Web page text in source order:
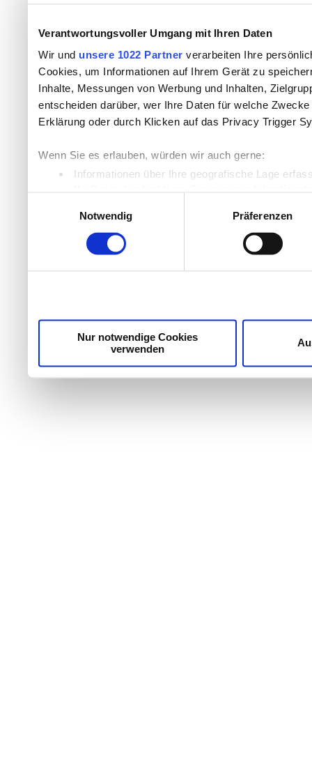
Verantwortungsvoller Umgang mit Ihren Daten
Wir und unsere 1022 Partner verarbeiten Ihre
Cookies, um Informationen auf Ihrem Gerät zu
Inhalte, Messungen von Werbung und Inhalten,
entscheiden darüber, wer Ihre Daten für welche
Erklärung oder durch Klicken auf das Privacy Trigger
Wenn Sie es erlauben, würden wir auch gerne:
Informationen über Ihre geografische Lage
Wir verwenden Cookies, um Inhalte und Anzeigen zu
die Zugriffe auf unsere Website zu analysieren.
Dienste gesammelt haben.
Notwendig
Präferenzen
Nur notwendige Cookies
verwenden